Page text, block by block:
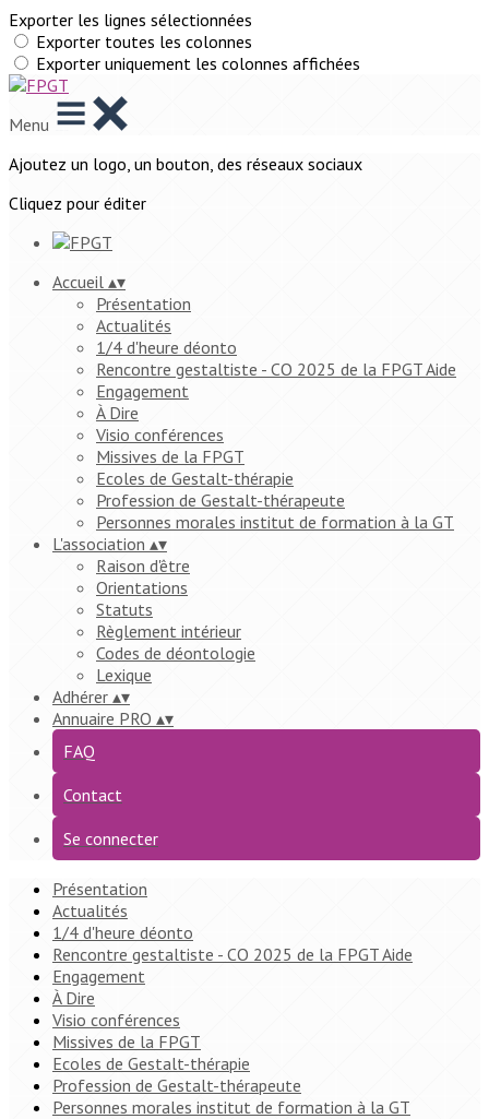
Exporter les lignes sélectionnées
Exporter toutes les colonnes
Exporter uniquement les colonnes affichées
Menu
Ajoutez un logo, un bouton, des réseaux sociaux
Cliquez pour éditer
Accueil ▴▾
Présentation
Actualités
1/4 d'heure déonto
Rencontre gestaltiste - CO 2025 de la FPGT Aide
Engagement
À Dire
Visio conférences
Missives de la FPGT
Ecoles de Gestalt-thérapie
Profession de Gestalt-thérapeute
Personnes morales institut de formation à la GT
L'association ▴▾
Raison d'être
Orientations
Statuts
Règlement intérieur
Codes de déontologie
Lexique
Adhérer ▴▾
Annuaire PRO ▴▾
FAQ
Contact
Se connecter
Présentation
Actualités
1/4 d'heure déonto
Rencontre gestaltiste - CO 2025 de la FPGT Aide
Engagement
À Dire
Visio conférences
Missives de la FPGT
Ecoles de Gestalt-thérapie
Profession de Gestalt-thérapeute
Personnes morales institut de formation à la GT